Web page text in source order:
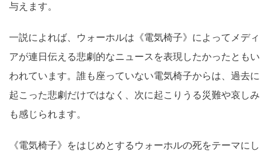
与えます。
一説によれば、ウォーホルは《電気椅子》によってメディ
アが連日伝える悲劇的なニュースを表現したかったともい
われています。誰も座っていない電気椅子からは、過去に
起こった悲劇だけではなく、次に起こりうる災難や哀しみ
も感じられます。
《電気椅子》をはじめとするウォーホルの死をテーマにし